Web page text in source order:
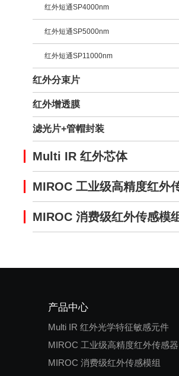
红外短通SP4000nm
红外短通SP5000nm
红外短通SP11000nm
红外分束片
红外增透膜
滤光片+管帽封装
Multi IR 红外芯体
MIROC 工业级高精度红外
MIROC 消费级红外传感模
产品中心
Multi IR 红外光学特征敏感元件
MIROC 工业级高精度红外传感器
MIROC 消费级红外传感模组